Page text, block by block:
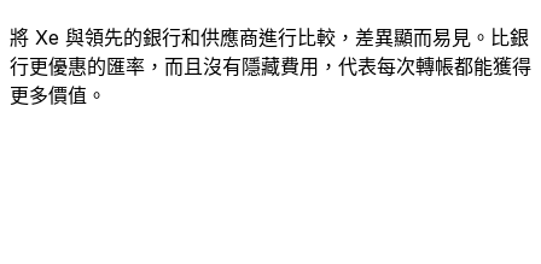
將 Xe 與領先的銀行和供應商進行比較，差異顯而易見。比銀
行更優惠的匯率，而且沒有隱藏費用，代表每次轉帳都能獲得
更多價值。